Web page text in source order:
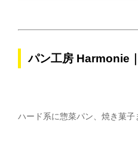
パン工房 Harmonie
ハード系に惣菜パン、焼き菓子